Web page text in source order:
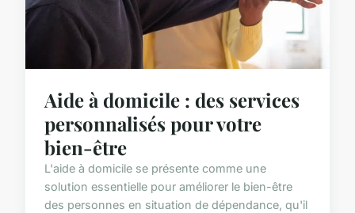
Aide à domicile : des services
personnalisés pour votre
bien-être
L'aide à domicile se présente comme une
solution essentielle pour améliorer le bien-être
des personnes en situation de dépendance, qu'il